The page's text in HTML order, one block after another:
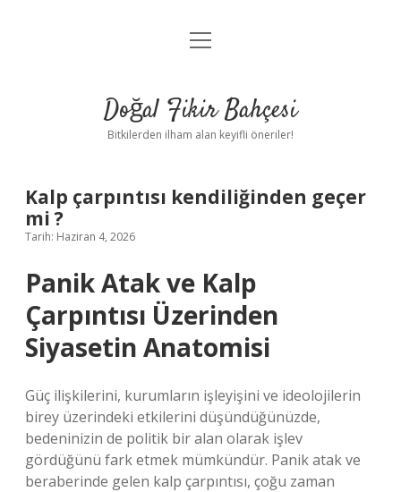
Anasayfa
Yasal Uyarı
menüyü
Doğal Fikir Bahçesi
Bitkilerden ilham alan keyifli öneriler!
Kalp çarpıntısı kendiliğinden geçer
mi ?
Tarih: Haziran 4, 2026
Panik Atak ve Kalp
Çarpıntısı Üzerinden
Siyasetin Anatomisi
Güç ilişkilerini, kurumların işleyişini ve ideolojilerin
birey üzerindeki etkilerini düşündüğünüzde,
bedeninizin de politik bir alan olarak işlev
gördüğünü fark etmek mümkündür. Panik atak ve
beraberinde gelen kalp çarpıntısı, çoğu zaman